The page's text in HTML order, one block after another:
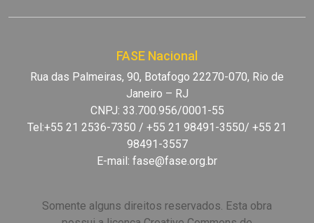
FASE Nacional
Rua das Palmeiras, 90, Botafogo 22270-070, Rio de
Janeiro – RJ
CNPJ: 33.700.956/0001-55
Tel:+55 21 2536-7350 / +55 21 98491-3550/ +55 21
98491-3557
E-mail: fase@fase.org.br
Somente alguns direitos reservados. Esta obra